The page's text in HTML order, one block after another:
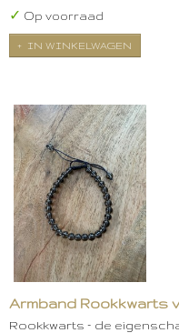
✓ Op voorraad
IN WINKELWAGEN
Armband Rookkwarts
Rookkwarts – de